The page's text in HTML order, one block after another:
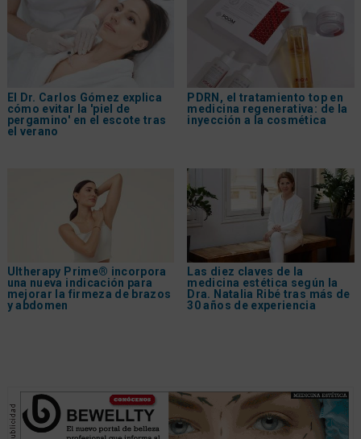
El Dr. Carlos Gómez explica
cómo evitar la 'piel de
pergamino' en el escote tras
el verano
PDRN, el tratamiento top en
medicina regenerativa: de la
inyección a la cosmética
Ultherapy Prime® incorpora
una nueva indicación para
mejorar la firmeza de brazos
y abdomen
Las diez claves de la
medicina estética según la
Dra. Natalia Ribé tras más de
30 años de experiencia